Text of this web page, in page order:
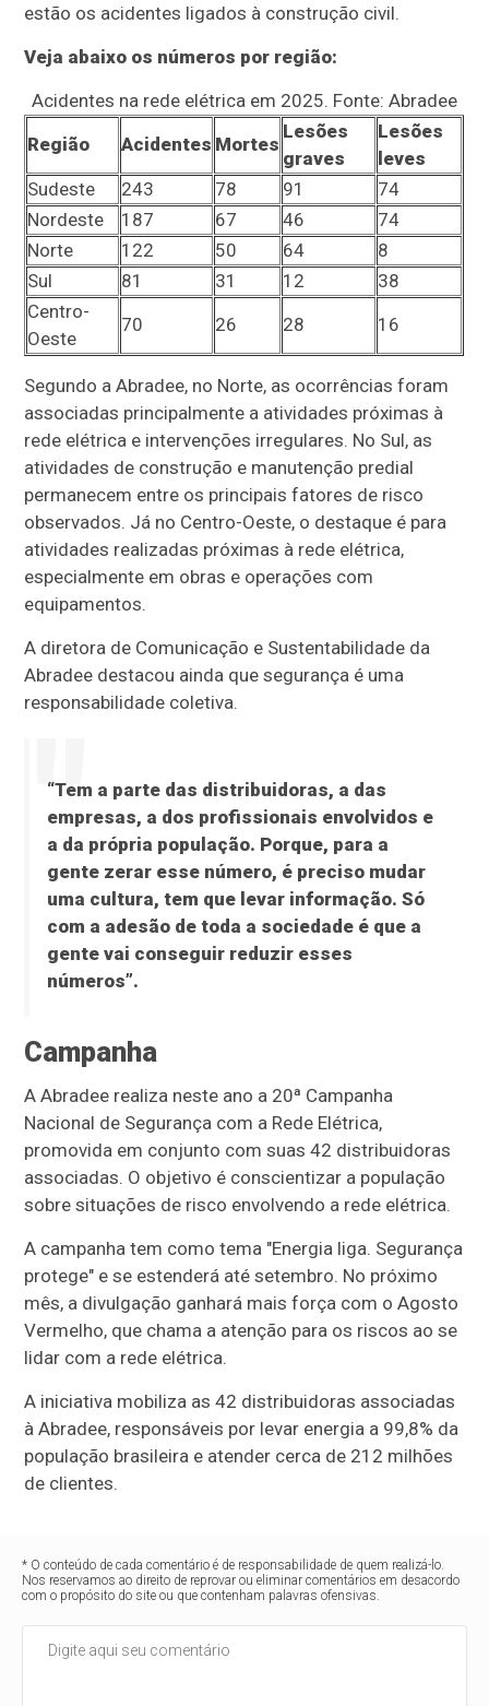
estão os acidentes ligados à construção civil.
Veja abaixo os números por região:
Acidentes na rede elétrica em 2025. Fonte: Abradee
Região
Acidentes Mortes
Lesões
graves
Lesões
leves
Sudeste
243 78 91
74
Nordeste
187 67 46
74
Norte
122 50 64
8
Sul
81 31 12
38
Centro-
Oeste
70 26 28 16
Segundo a Abradee, no Norte, as ocorrências foram
associadas principalmente a atividades próximas à
rede elétrica e intervenções irregulares. No Sul, as
atividades de construção e manutenção predial
permanecem entre os principais fatores de risco
observados. Já no Centro-Oeste, o destaque é para
atividades realizadas próximas à rede elétrica,
especialmente em obras e operações com
equipamentos.
A diretora de Comunicação e Sustentabilidade da
Abradee destacou ainda que segurança é uma
responsabilidade coletiva.
“Tem a parte das distribuidoras, a das
empresas, a dos profissionais envolvidos e
a da própria população. Porque, para a
gente zerar esse número, é preciso mudar
uma cultura, tem que levar informação. Só
com a adesão de toda a sociedade é que a
gente vai conseguir reduzir esses
números”.
Campanha
A Abradee realiza neste ano a 20ª Campanha
Nacional de Segurança com a Rede Elétrica,
promovida em conjunto com suas 42 distribuidoras
associadas. O objetivo é conscientizar a população
sobre situações de risco envolvendo a rede elétrica.
A campanha tem como tema "Energia liga. Segurança
protege" e se estenderá até setembro. No próximo
mês, a divulgação ganhará mais força com o Agosto
Vermelho, que chama a atenção para os riscos ao se
lidar com a rede elétrica.
A iniciativa mobiliza as 42 distribuidoras associadas
à Abradee, responsáveis por levar energia a 99,8% da
população brasileira e atender cerca de 212 milhões
de clientes.
* O conteúdo de cada comentário é de responsabilidade de quem realizá-lo.
Nos reservamos ao direito de reprovar ou eliminar comentários em desacordo
com o propósito do site ou que contenham palavras ofensivas.